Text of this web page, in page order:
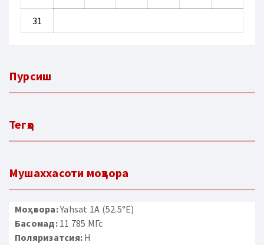
31
Пурсиш
Тегҳо
Мушаххасоти моҳвора
Моҳвора:Yahsat 1A (52.5°E)
Басомад:11 785 МГс
Поляризатсия: H